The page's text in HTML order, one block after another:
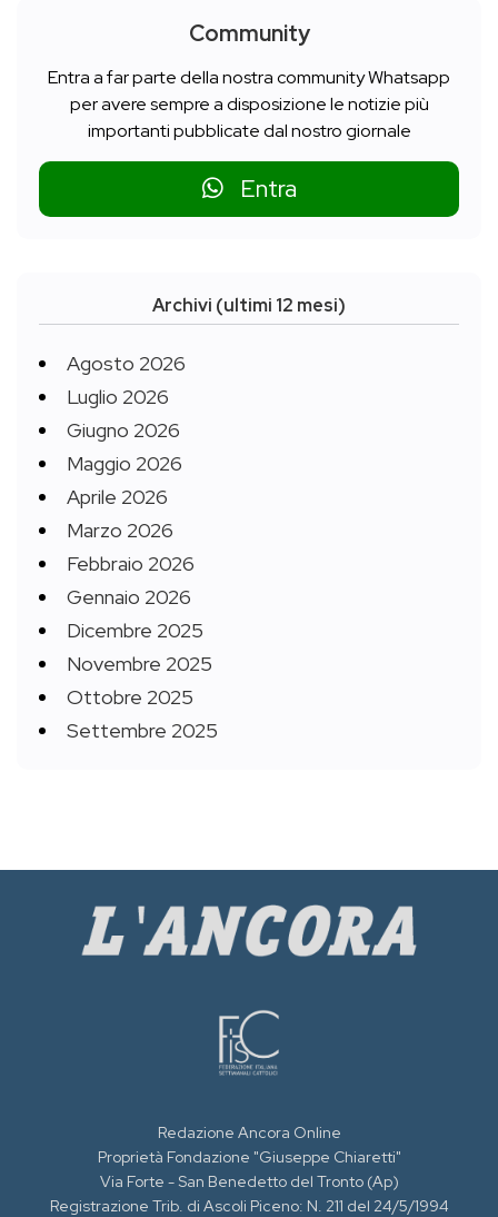
Community
Entra a far parte della nostra community Whatsapp
per avere sempre a disposizione le notizie più
importanti pubblicate dal nostro giornale
Entra
Archivi (ultimi 12 mesi)
Agosto 2026
Luglio 2026
Giugno 2026
Maggio 2026
Aprile 2026
Marzo 2026
Febbraio 2026
Gennaio 2026
Dicembre 2025
Novembre 2025
Ottobre 2025
Settembre 2025
Redazione Ancora Online
Proprietà Fondazione "Giuseppe Chiaretti"
Via Forte - San Benedetto del Tronto (Ap)
Registrazione Trib. di Ascoli Piceno: N. 211 del 24/5/1994